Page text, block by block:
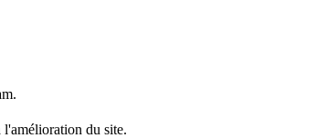
l'amélioration du site.